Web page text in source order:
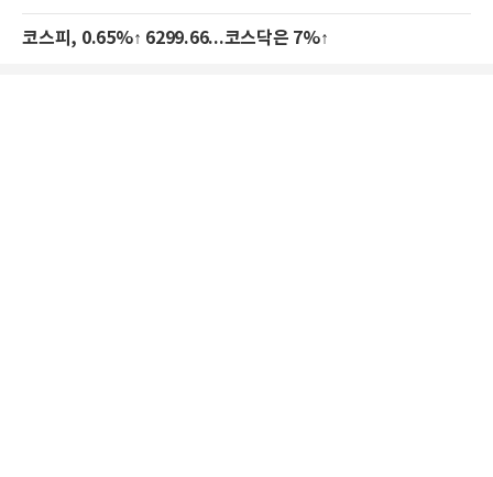
코스피, 0.65%↑ 6299.66...코스닥은 7%↑